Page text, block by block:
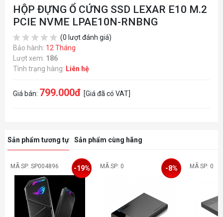
HỘP ĐỰNG Ổ CỨNG SSD LEXAR E10 M.2
PCIE NVME LPAE10N-RNBNG
(0 lượt đánh giá)
Bảo hành: 12 Tháng
Lượt xem: 186
Tình trạng hàng: Liên hệ
Giá bán: 799.000đ [Giá đã có VAT]
Sản phẩm tương tự Sản phẩm cùng hãng
MÃ SP: SP004896 -19% MÃ SP: 0 -8% MÃ SP: 0